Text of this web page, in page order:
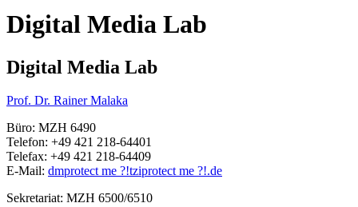
Digital Media Lab
Digital Media Lab
Prof. Dr. Rainer Malaka
Büro: MZH 6490
Telefon: +49 421 218-64401
Telefax: +49 421 218-64409
E-Mail: dmprotect me ?!tziprotect me ?!.de
Sekretariat: MZH 6500/6510